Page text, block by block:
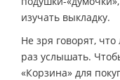
изучать выкладку.
Не зря говорят,
раз услышать.
«Корзина» для